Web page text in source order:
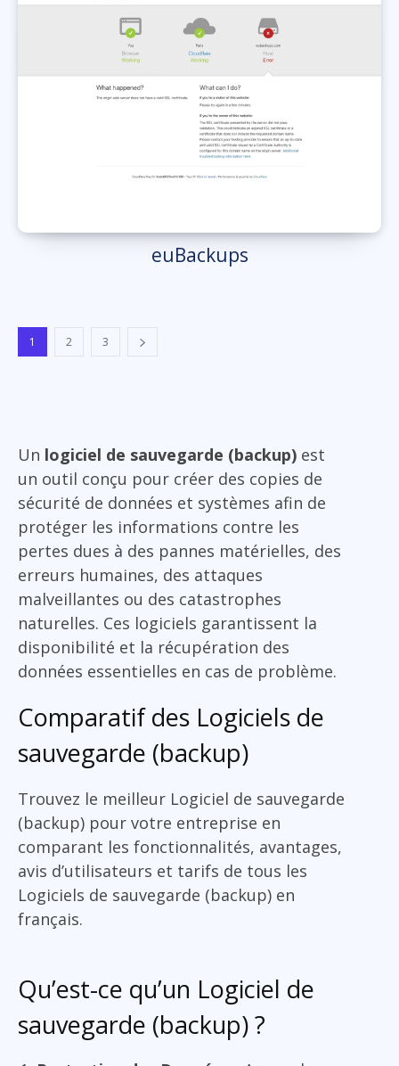
euBackups
1 2 3
Un logiciel de sauvegarde (backup) est
un outil conçu pour créer des copies de
sécurité de données et systèmes afin de
protéger les informations contre les
pertes dues à des pannes matérielles, des
erreurs humaines, des attaques
malveillantes ou des catastrophes
naturelles. Ces logiciels garantissent la
disponibilité et la récupération des
données essentielles en cas de problème.
Comparatif des Logiciels de
sauvegarde (backup)
Trouvez le meilleur Logiciel de sauvegarde
(backup) pour votre entreprise en
comparant les fonctionnalités, avantages,
avis d’utilisateurs et tarifs de tous les
Logiciels de sauvegarde (backup) en
français.
Qu’est-ce qu’un Logiciel de
sauvegarde (backup) ?